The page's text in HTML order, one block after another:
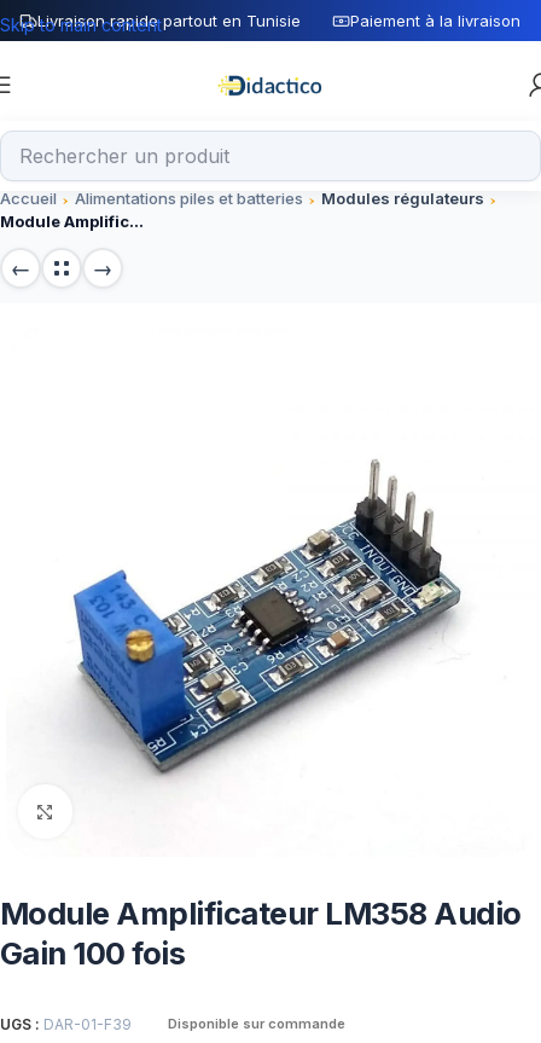
Livraison rapide partout en Tunisie Paiement à la livraison
Skip to main content
Accueil Alimentations piles et batteries
Modules régulateurs
Module Amplificateur LM358 Audio Gain 100 fois
Module Amplificateur LM358 Audio
Gain 100 fois
UGS : DAR-01-F39 Disponible sur commande